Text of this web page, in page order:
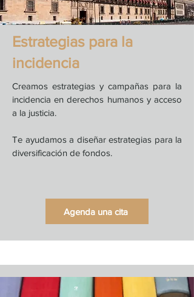
Estrategias para la
incidencia
Creamos estrategias y campañas para la
incidencia en derechos humanos y acceso
a la justicia.
Te ayudamos a diseñar estrategias para la
diversificación de fondos.
Agenda una cita